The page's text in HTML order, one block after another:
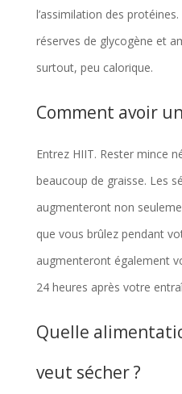
l’assimilation des
réserves de glycogène et
surtout, peu calorique.
Comment avoir
Entrez HIIT. Rester mince
beaucoup de graisse. Les
augmenteront non
que vous brûlez pendant
augmenteront également
24 heures après votre
Quelle
veut sécher ?